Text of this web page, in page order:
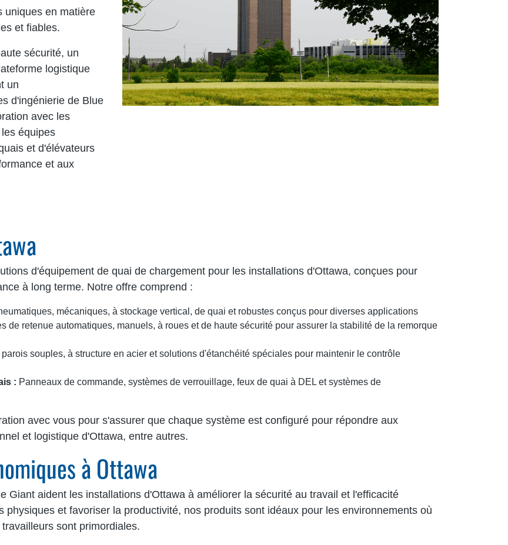
uniques en matière
et fiables.
sécurité, un
logistique
un
d'ingénierie de Blue
avec les
équipes
et d'élévateurs
et aux
d'équipement de quai de chargement pour les installations d'Ottawa, conçues pour
à long terme. Notre offre comprend :
mécaniques, à stockage vertical, de quai et robustes conçus pour diverses applications
de retenue automatiques, manuels, à roues et de haute sécurité pour assurer la stabilité de la remorque
souples, à structure en acier et solutions d'étanchéité spéciales pour maintenir le contrôle
: Panneaux de commande, systèmes de verrouillage, feux de quai à DEL et systèmes de
avec vous pour s'assurer que chaque système est configuré pour répondre aux
et logistique d'Ottawa, entre autres.
à Ottawa
Giant aident les installations d'Ottawa à améliorer la sécurité au travail et l'efficacité
et favoriser la productivité, nos produits sont idéaux pour les environnements où
sont primordiales.